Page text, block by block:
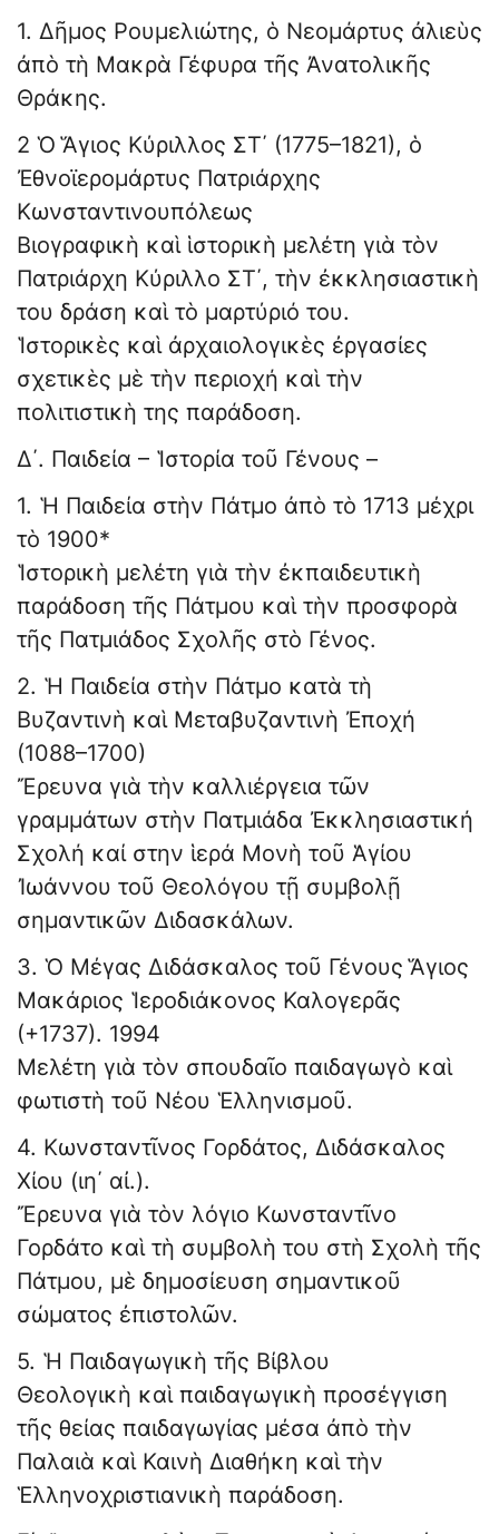
1. Δῆμος Ρουμελιώτης, ὁ Νεομάρτυς ἀλιεὺς
ἀπὸ τὴ Μακρὰ Γέφυρα τῆς Ἀνατολικῆς
Θράκης.
2 Ὁ Ἅγιος Κύριλλος ΣΤ΄ (1775–1821), ὁ
Ἐθνοϊερομάρτυς Πατριάρχης
Κωνσταντινουπόλεως
Βιογραφικὴ καὶ ἱστορικὴ μελέτη γιὰ τὸν
Πατριάρχη Κύριλλο ΣΤ΄, τὴν ἐκκλησιαστικὴ
του δράση καὶ τὸ μαρτύριό του.
Ἱστορικὲς καὶ ἀρχαιολογικὲς ἐργασίες
σχετικὲς μὲ τὴν περιοχή καὶ τὴν
πολιτιστικὴ της παράδοση.
Δ΄. Παιδεία – Ἱστορία τοῦ Γένους –
1. Ἡ Παιδεία στὴν Πάτμο ἀπὸ τὸ 1713 μέχρι
τὸ 1900*
Ἱστορικὴ μελέτη γιὰ τὴν ἐκπαιδευτικὴ
παράδοση τῆς Πάτμου καὶ τὴν προσφορὰ
τῆς Πατμιάδος Σχολῆς στὸ Γένος.
2. Ἡ Παιδεία στὴν Πάτμο κατὰ τὴ
Βυζαντινὴ καὶ Μεταβυζαντινὴ Ἐποχή
(1088–1700)
Ἔρευνα γιὰ τὴν καλλιέργεια τῶν
γραμμάτων στὴν Πατμιάδα Ἐκκλησιαστική
Σχολή καί στην ἱερά Μονὴ τοῦ Ἁγίου
Ἰωάννου τοῦ Θεολόγου τῇ συμβολῇ
σημαντικῶν Διδασκάλων.
3. Ὁ Μέγας Διδάσκαλος τοῦ Γένους Ἅγιος
Μακάριος Ἱεροδιάκονος Καλογερᾶς
(+1737). 1994
Μελέτη γιὰ τὸν σπουδαῖο παιδαγωγὸ καὶ
φωτιστὴ τοῦ Νέου Ἑλληνισμοῦ.
4. Κωνσταντῖνος Γορδάτος, Διδάσκαλος
Χίου (ιη΄ αἰ.).
Ἔρευνα γιὰ τὸν λόγιο Κωνσταντῖνο
Γορδάτο καὶ τὴ συμβολὴ του στὴ Σχολὴ τῆς
Πάτμου, μὲ δημοσίευση σημαντικοῦ
σώματος ἐπιστολῶν.
5. Ἡ Παιδαγωγικὴ τῆς Βίβλου
Θεολογικὴ καὶ παιδαγωγικὴ προσέγγιση
τῆς θείας παιδαγωγίας μέσα ἀπὸ τὴν
Παλαιὰ καὶ Καινὴ Διαθήκη καὶ τὴν
Ἑλληνοχριστιανικὴ παράδοση.